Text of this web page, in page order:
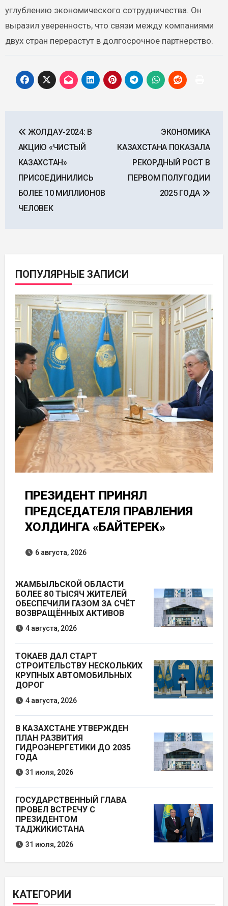
углублению экономического сотрудничества. Он
выразил уверенность, что связи между компаниями
двух стран перерастут в долгосрочное партнерство.
по
записям
ЖОЛДАУ-2024: В
АКЦИЮ «ЧИСТЫЙ
КАЗАХСТАН»
ПРИСОЕДИНИЛИСЬ
БОЛЕЕ 10 МИЛЛИОНОВ
ЧЕЛОВЕК
ЭКОНОМИКА
КАЗАХСТАНА ПОКАЗАЛА
РЕКОРДНЫЙ РОСТ В
ПЕРВОМ ПОЛУГОДИИ
2025 ГОДА
ПОПУЛЯРНЫЕ ЗАПИСИ
ПРЕЗИДЕНТ ПРИНЯЛ
ПРЕДСЕДАТЕЛЯ ПРАВЛЕНИЯ
ХОЛДИНГА «БАЙТЕРЕК»
6 августа, 2026
ЖАМБЫЛЬСКОЙ ОБЛАСТИ
БОЛЕЕ 80 ТЫСЯЧ ЖИТЕЛЕЙ
ОБЕСПЕЧИЛИ ГАЗОМ ЗА СЧЁТ
ВОЗВРАЩЁННЫХ АКТИВОВ
4 августа, 2026
ТОКАЕВ ДАЛ СТАРТ
СТРОИТЕЛЬСТВУ НЕСКОЛЬКИХ
КРУПНЫХ АВТОМОБИЛЬНЫХ
ДОРОГ
4 августа, 2026
В КАЗАХСТАНЕ УТВЕРЖДЕН
ПЛАН РАЗВИТИЯ
ГИДРОЭНЕРГЕТИКИ ДО 2035
ГОДА
31 июля, 2026
ГОСУДАРСТВЕННЫЙ ГЛАВА
ПРОВЕЛ ВСТРЕЧУ С
ПРЕЗИДЕНТОМ
ТАДЖИКИСТАНА
31 июля, 2026
КАТЕГОРИИ